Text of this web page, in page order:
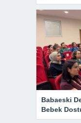
Babaeski
Bebek